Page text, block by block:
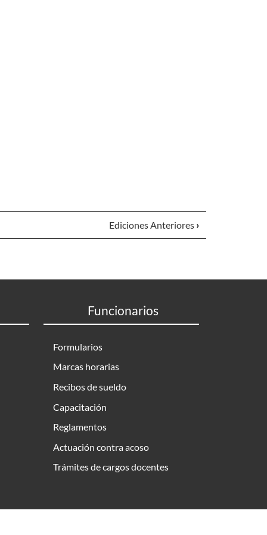
Ediciones Anteriores ›
Funcionarios
Formularios
Marcas horarias
Recibos de sueldo
Capacitación
Reglamentos
Actuación contra acoso
Trámites de cargos docentes